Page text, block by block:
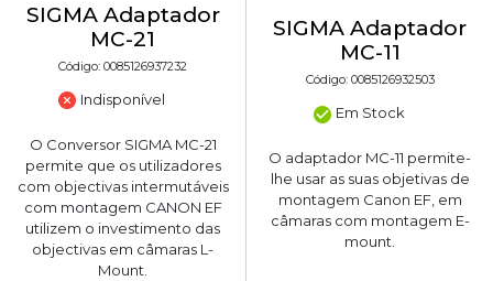
SIGMA Adaptador
MC-21
Código: 0085126937232
Indisponível
O Conversor SIGMA MC-21
permite que os utilizadores
com objectivas intermutáveis
com montagem CANON EF
utilizem o investimento das
objectivas em câmaras L-
Mount.
SIGMA Adaptador
MC-11
Código: 0085126932503
Em Stock
O adaptador MC-11 permite-
lhe usar as suas objetivas de
montagem Canon EF, em
câmaras com montagem E-
mount.